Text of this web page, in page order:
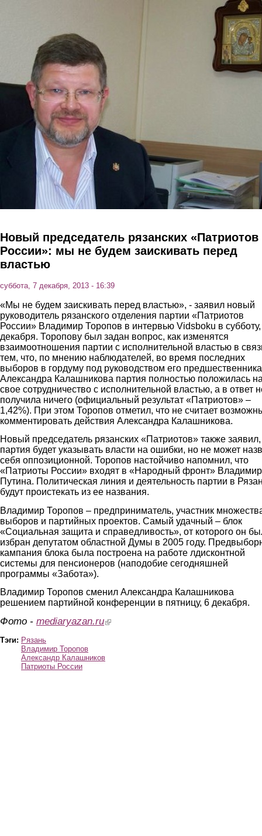
Новый председатель рязанских «Патриотов
России»: мы не будем заискивать перед
властью
суббота, 7 декабря, 2013 - 16:39
«Мы не будем заискивать перед властью», - заявил новый
руководитель рязанского отделения партии «Патриотов
России» Владимир Торопов в интервью Vidsboku в
декабря. Торопову был задан вопрос, как изменятся
взаимоотношения партии с исполнительной властью в
тем, что, по мнению наблюдателей, во время последних
выборов в гордуму под руководством его предшественника
Александра Калашникова партия полностью положилась
свое сотрудничество с исполнительной властью, а в ответ
получила ничего (официальный результат «Патриотов» –
1,42%). При этом Торопов отметил, что не считает
комментировать действия Александра Калашникова.
Новый председатель рязанских «Патриотов» также заявил,
партия будет указывать власти на ошибки, но не может
себя оппозиционной. Торопов настойчиво напомнил, что
«Патриоты России» входят в «Народный фронт»
Путина. Политическая линия и деятельность партии в
будут проистекать из ее названия.
Владимир Торопов – предприниматель, участник
выборов и партийных проектов. Самый удачный – блок
«Социальная защита и справедливость», от которого он
избран депутатом областной Думы в 2005 году.
кампания блока была построена на работе лдисконтной
системы для пенсионеров (наподобие сегодняшней
программы «Забота»).
Владимир Торопов сменил Александра Калашникова
решением партийной конференции в пятницу, 6 декабря.
Фото - mediaryazan.ru(link is external)
Тэги: Рязань
Владимир Торопов
Александр Калашников
Патриоты России